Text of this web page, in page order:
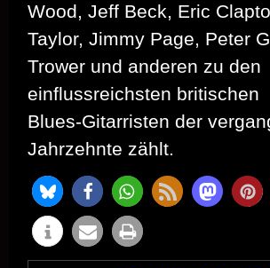
Wood, Jeff Beck, Eric
Taylor, Jimmy Page, Peter
Trower und anderen zu den
einflussreichsten britischen
Blues‑Gitarristen der
Jahrzehnte zählt.